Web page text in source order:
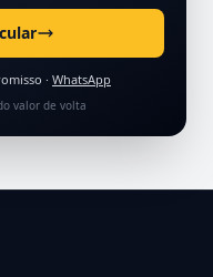
· WhatsApp
valor de volta